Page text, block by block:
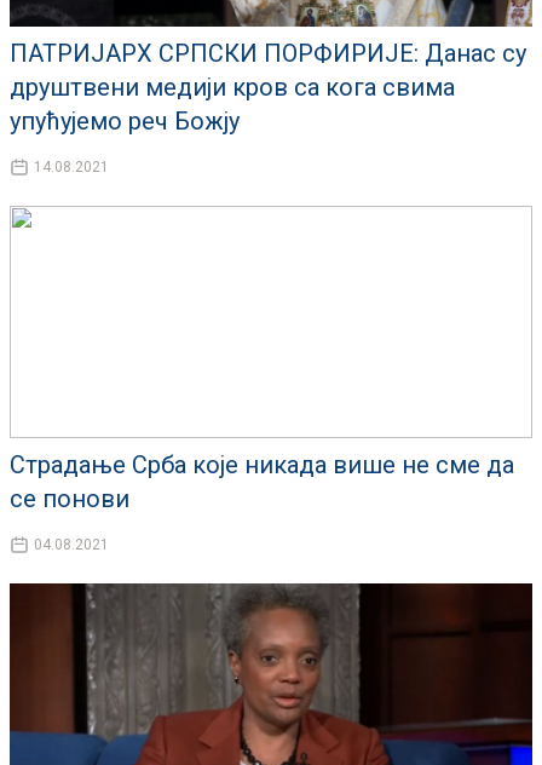
ПАТРИЈАРХ СРПСКИ ПОРФИРИЈЕ: Данас су
друштвени медији кров са кога свима
упућујемо реч Божју
14.08.2021
Страдање Срба које никада више не сме да
се понови
04.08.2021